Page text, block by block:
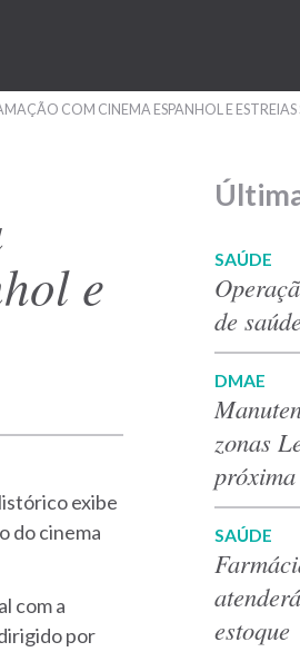
COM CINEMA ESPANHOL E
e
exibe
do cinema
com a
por
SAÚDE
de
DMAE
zonas
SAÚDE
estoque